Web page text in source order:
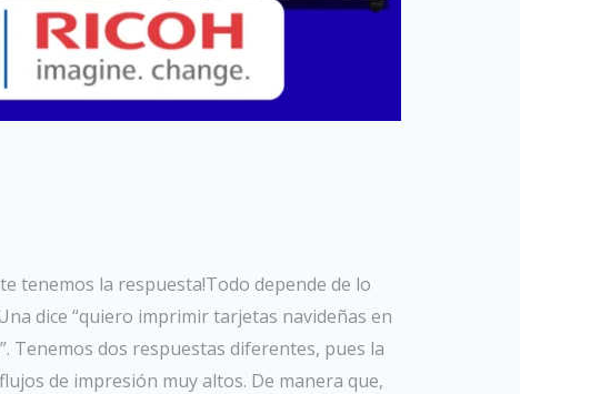
tenemos la respuesta!Todo depende de lo
dice “quiero imprimir tarjetas navideñas en
Tenemos dos respuestas diferentes, pues la
de impresión muy altos. De manera que,